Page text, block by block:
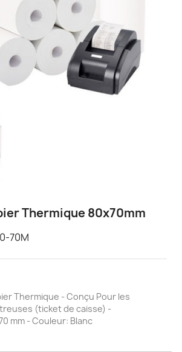
Thermique 80x70mm
70M
Thermique - Conçu Pour les
(ticket de caisse) -
mm - Couleur: Blanc